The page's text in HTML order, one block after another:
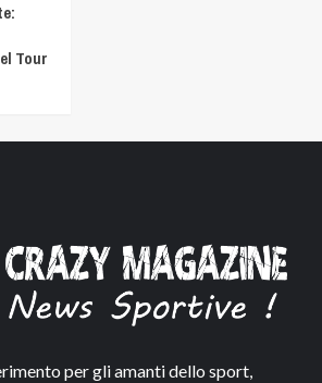
Tour
per gli amanti dello sport,